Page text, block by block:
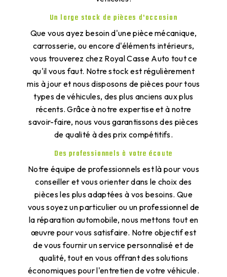
Un large stock de pièces d'occasion
Que vous ayez besoin d'une pièce mécanique,
carrosserie, ou encore d'éléments intérieurs,
vous trouverez chez Royal Casse Auto tout ce
qu'il vous faut. Notre stock est régulièrement
mis à jour et nous disposons de pièces pour tous
types de véhicules, des plus anciens aux plus
récents. Grâce à notre expertise et à notre
savoir-faire, nous vous garantissons des pièces
de qualité à des prix compétitifs.
Des professionnels à votre écoute
Notre équipe de professionnels est là pour vous
conseiller et vous orienter dans le choix des
pièces les plus adaptées à vos besoins. Que
vous soyez un particulier ou un professionnel de
la réparation automobile, nous mettons tout en
œuvre pour vous satisfaire. Notre objectif est
de vous fournir un service personnalisé et de
qualité, tout en vous offrant des solutions
économiques pour l'entretien de votre véhicule.